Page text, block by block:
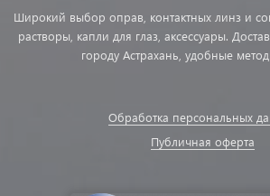
Широкий выбор оправ, контактных линз и
растворы, капли для глаз, аксессуары.
городу Астрахань, удобные
Обработка персональных
Публичная оферта